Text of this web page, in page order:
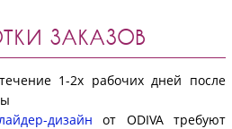
ЗАКАЗОВ
1-2х рабочих дней после
дизайн от ODIVA требуют